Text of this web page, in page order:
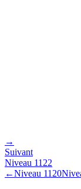
→
Suivant
Niveau 1122
←Niveau 1120